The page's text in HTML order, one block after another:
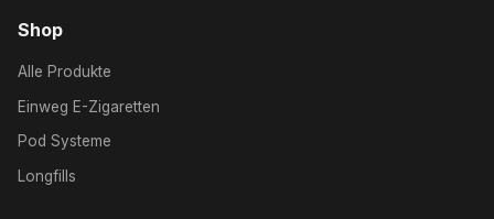
Shop
Alle Produkte
Einweg E-Zigaretten
Pod Systeme
Longfills